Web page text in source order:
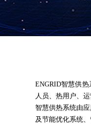
ENGRID智慧供热
人员、热用户、
智慧供热系统由
及节能优化系统